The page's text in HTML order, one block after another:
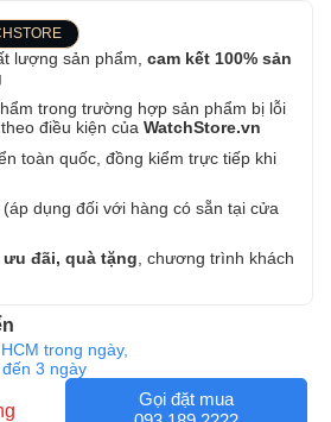
lượng sản phẩm, cam kết 100% sản
trong trường hợp sản phẩm bị lỗi
điều kiện của WatchStore.vn
toàn quốc, đồng kiểm trực tiếp khi
dụng đối với hàng có sẵn tại cửa
đãi, quà tặng , chương trình khách
trong ngày,
3 ngày
Gọi đặt mua